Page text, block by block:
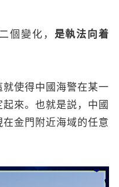
變化， 是執法向着
使得中國海警在某一
來。也就是説，中國
金門附近海域的任意